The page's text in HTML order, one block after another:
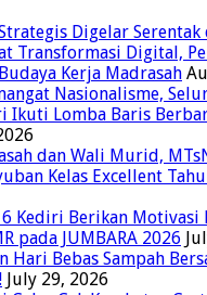
Digelar Serentak
Transformasi Digital,
Kerja Madrasah
Nasionalisme,
Ikuti Lomba Baris
dan Wali Murid,
Kelas Excellent
6 Kediri Berikan Motivasi
pada JUMBARA 2026
Hari Bebas Sampah
July 29, 2026